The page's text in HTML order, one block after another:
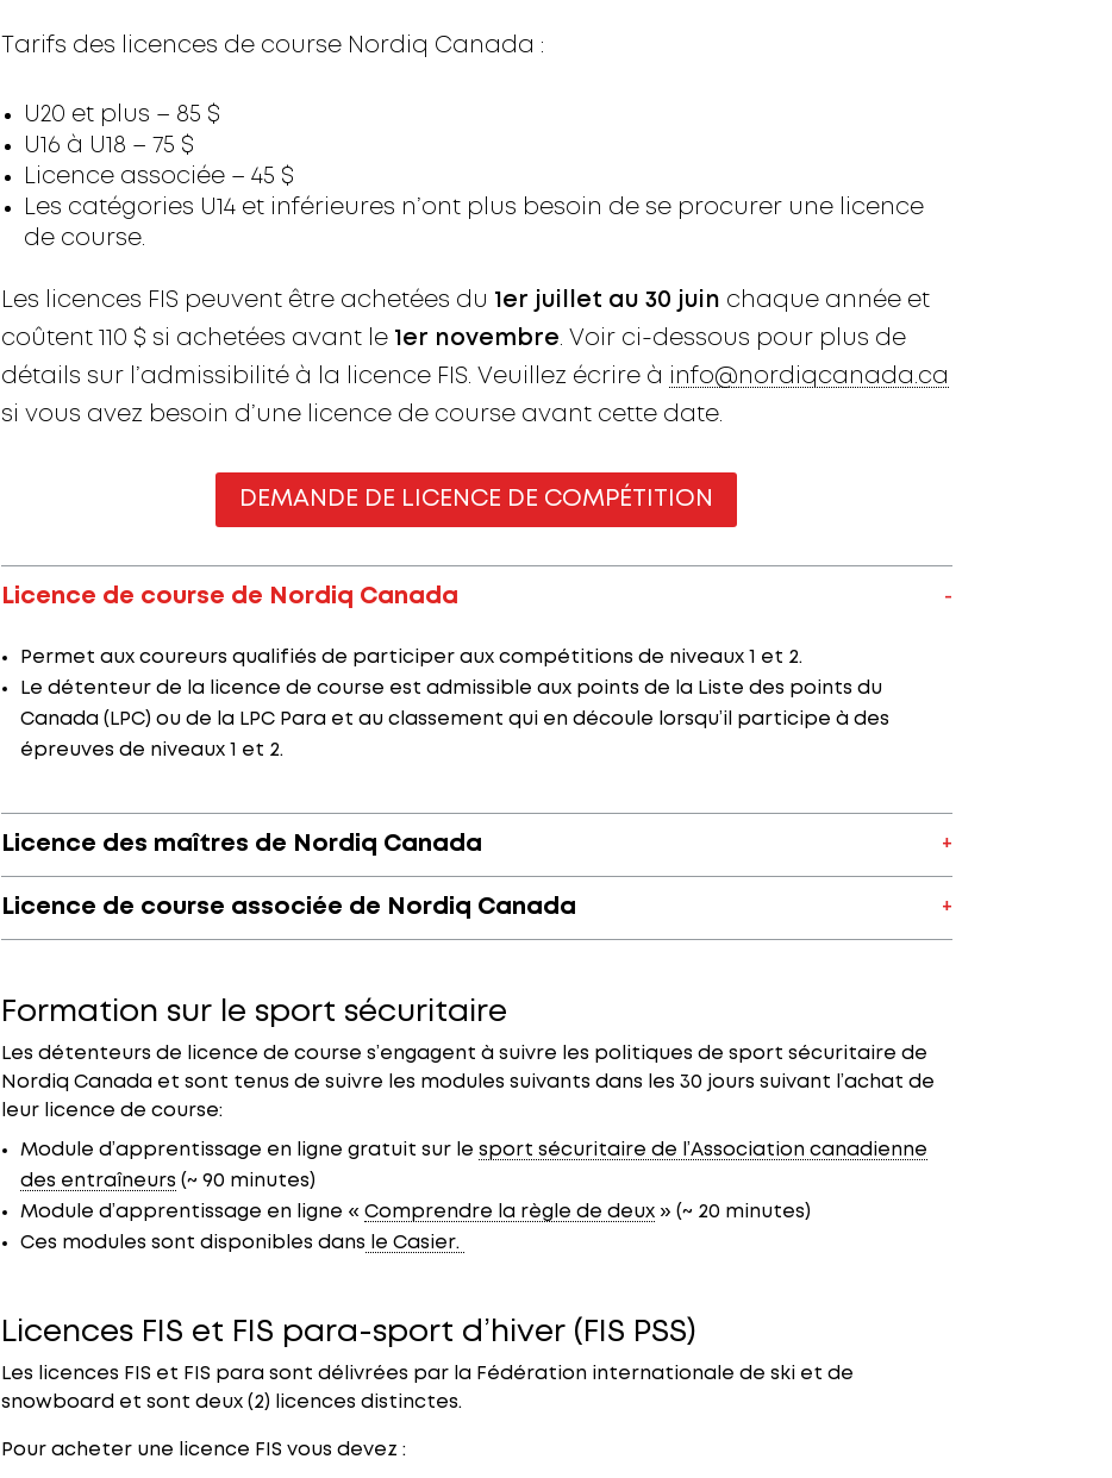
Tarifs des licences de course Nordiq Canada :
U20 et plus – 85 $
U16 à U18 – 75 $
Licence associée – 45 $
Les catégories U14 et inférieures n’ont plus besoin de se procurer une licence
de course.
Les licences FIS peuvent être achetées du 1er juillet au 30 juin chaque année et
coûtent 110 $ si achetées avant le 1er novembre . Voir ci-dessous pour plus de
détails sur l’admissibilité à la licence FIS. Veuillez écrire à info@nordiqcanada.ca
si vous avez besoin d’une licence de course avant cette date.
DEMANDE DE LICENCE DE COMPÉTITION
Licence de course de Nordiq Canada
Permet aux coureurs qualifiés de participer aux compétitions de niveaux 1 et 2.
Le détenteur de la licence de course est admissible aux points de la Liste des points du
Canada (LPC) ou de la LPC Para et au classement qui en découle lorsqu’il participe à des
épreuves de niveaux 1 et 2.
Licence des maîtres de Nordiq Canada
Licence de course associée de Nordiq Canada
Formation sur le sport sécuritaire
Les détenteurs de licence de course s’engagent à suivre les politiques de sport sécuritaire de
Nordiq Canada et sont tenus de suivre les modules suivants dans les 30 jours suivant l’achat de
leur licence de course:
Module d’apprentissage en ligne gratuit sur lesport sécuritaire de l’Association canadienne
des entraîneurs (~ 90 minutes)
Module d’apprentissage en ligne «Comprendre la règle de deux » (~ 20 minutes)
Ces modules sont disponibles dans le Casier.
Licences FIS et FIS para-sport d’hiver (FIS PSS)
Les licences FIS et FIS para sont délivrées par la Fédération internationale de ski et de
snowboard et sont deux (2) licences distinctes.
Pour acheter une licence FIS vous devez :